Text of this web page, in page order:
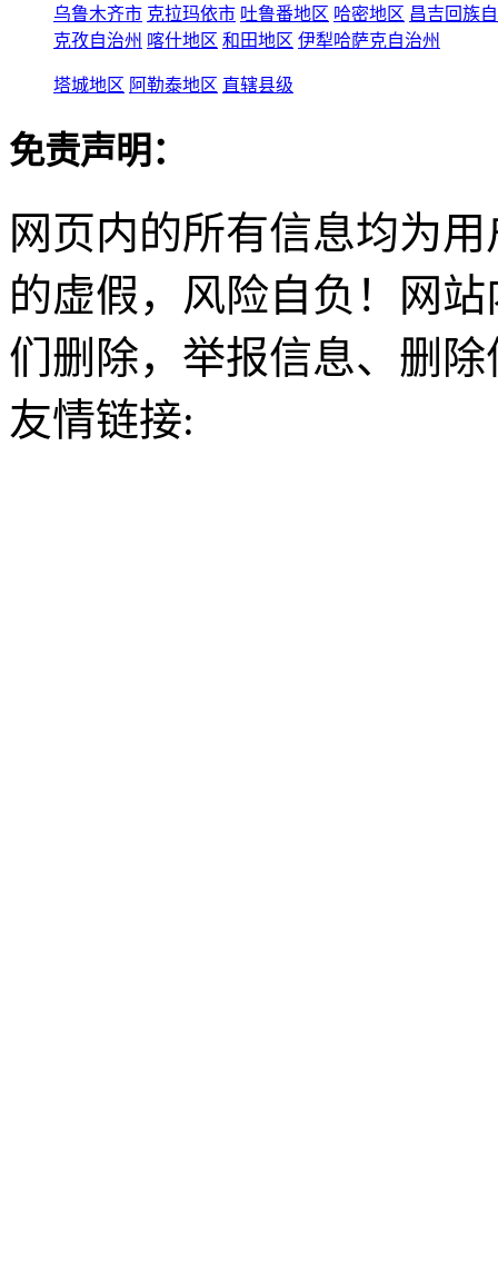
乌鲁木齐市 克拉玛依市 吐鲁番地区 哈密地区 昌吉回族
克孜自治州 喀什地区 和田地区 伊犁哈萨克自治州
塔城地区 阿勒泰地区 直辖县级
免责声明：
网页内的所有信息均为
的虚假，风险自负！网
们删除，举报信息、删
友情链接: